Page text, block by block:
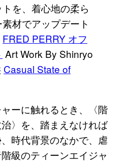
を、着心地の柔ら
材でアップデート
FRED PERRY オフ
Art Work By Shinryo
Casual State of
ーに触れるとき、〈階
〉を、踏まえなければ
時代背景のなかで、虐
級のティーンエイジャ